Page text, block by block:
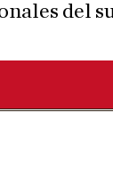
del